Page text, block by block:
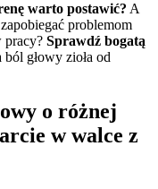
warto postawić? A
problemom
pracy? Sprawdź bogatą
głowy zioła od
o różnej
w walce z